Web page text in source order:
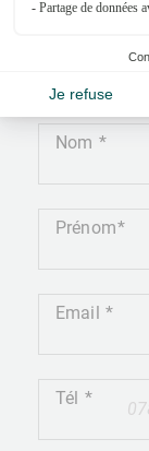
Nom
Prénom
Email
+41
Tél